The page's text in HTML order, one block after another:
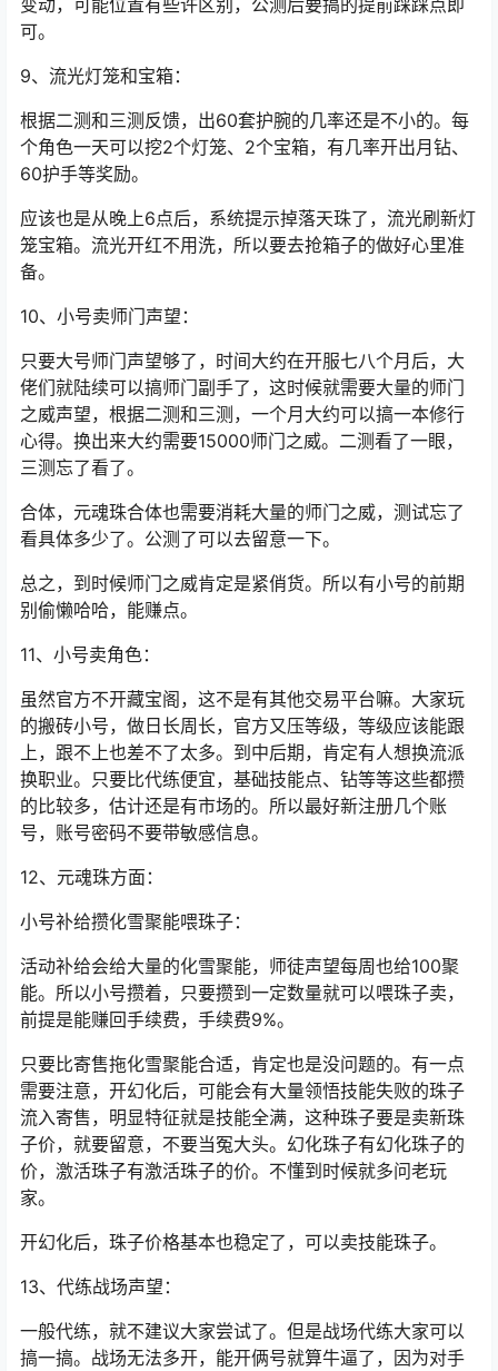
可。
9、流光灯笼和宝箱：
根据二测和三测反馈，出60套护腕的几率还是不小的。每
个角色一天可以挖2个灯笼、2个宝箱，有几率开出月钻、
60护手等奖励。
应该也是从晚上6点后，系统提示掉落天珠了，流光刷新灯
笼宝箱。流光开红不用洗，所以要去抢箱子的做好心里准
备。
10、小号卖师门声望：
只要大号师门声望够了，时间大约在开服七八个月后，大
佬们就陆续可以搞师门副手了，这时候就需要大量的师门
之威声望，根据二测和三测，一个月大约可以搞一本修行
心得。换出来大约需要15000师门之威。二测看了一眼，
三测忘了看了。
合体，元魂珠合体也需要消耗大量的师门之威，测试忘了
看具体多少了。公测了可以去留意一下。
总之，到时候师门之威肯定是紧俏货。所以有小号的前期
别偷懒哈哈，能赚点。
11、小号卖角色：
虽然官方不开藏宝阁，这不是有其他交易平台嘛。大家玩
的搬砖小号，做日长周长，官方又压等级，等级应该能跟
上，跟不上也差不了太多。到中后期，肯定有人想换流派
换职业。只要比代练便宜，基础技能点、钻等等这些都攒
的比较多，估计还是有市场的。所以最好新注册几个账
号，账号密码不要带敏感信息。
12、元魂珠方面：
小号补给攒化雪聚能喂珠子：
活动补给会给大量的化雪聚能，师徒声望每周也给100聚
能。所以小号攒着，只要攒到一定数量就可以喂珠子卖，
前提是能赚回手续费，手续费9%。
只要比寄售拖化雪聚能合适，肯定也是没问题的。有一点
需要注意，开幻化后，可能会有大量领悟技能失败的珠子
流入寄售，明显特征就是技能全满，这种珠子要是卖新珠
子价，就要留意，不要当冤大头。幻化珠子有幻化珠子的
价，激活珠子有激活珠子的价。不懂到时候就多问老玩
家。
开幻化后，珠子价格基本也稳定了，可以卖技能珠子。
13、代练战场声望：
一般代练，就不建议大家尝试了。但是战场代练大家可以
搞一搞。战场无法多开，能开俩号就算牛逼了，因为对手